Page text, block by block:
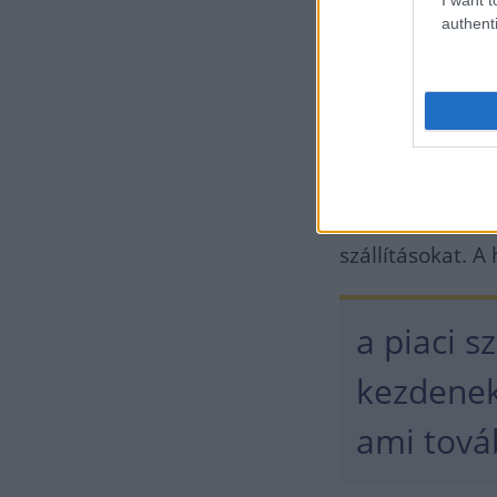
hordós
A tartalékok
szállításokat. A
a piaci
ami